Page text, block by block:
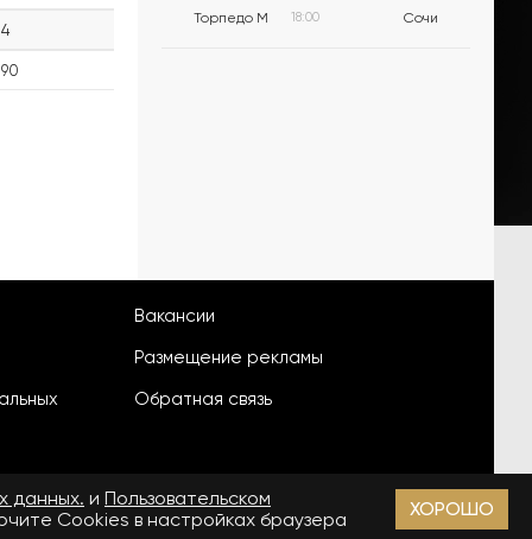
4
90
Торпедо М 18:00 Сочи
Вакансии
Размещение рекламы
Обратная связь
18+
данных. и Пользовательском
Cookies в настройках браузера
ХОРОШО